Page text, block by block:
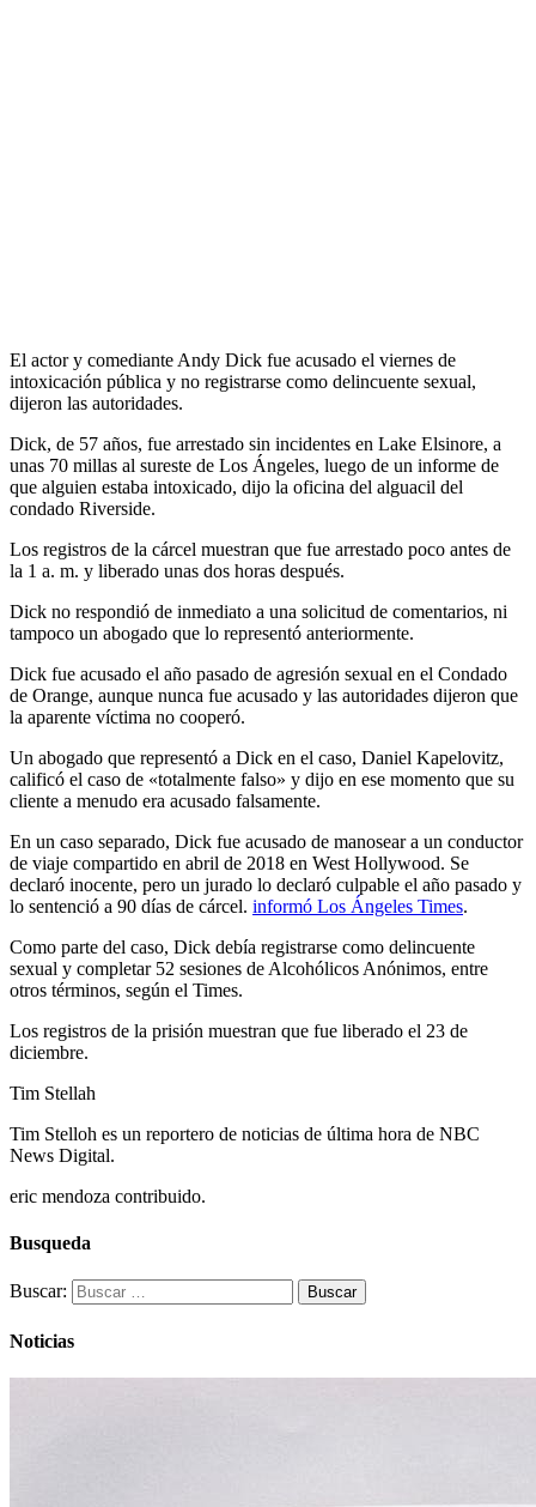
El actor y comediante Andy Dick fue acusado el viernes de
intoxicación pública y no registrarse como delincuente sexual,
dijeron las autoridades.
Dick, de 57 años, fue arrestado sin incidentes en Lake Elsinore, a
unas 70 millas al sureste de Los Ángeles, luego de un informe de
que alguien estaba intoxicado, dijo la oficina del alguacil del
condado Riverside.
Los registros de la cárcel muestran que fue arrestado poco antes de
la 1 a. m. y liberado unas dos horas después.
Dick no respondió de inmediato a una solicitud de comentarios, ni
tampoco un abogado que lo representó anteriormente.
Dick fue acusado el año pasado de agresión sexual en el Condado
de Orange, aunque nunca fue acusado y las autoridades dijeron que
la aparente víctima no cooperó.
Un abogado que representó a Dick en el caso, Daniel Kapelovitz,
calificó el caso de «totalmente falso» y dijo en ese momento que su
cliente a menudo era acusado falsamente.
En un caso separado, Dick fue acusado de manosear a un conductor
de viaje compartido en abril de 2018 en West Hollywood. Se
declaró inocente, pero un jurado lo declaró culpable el año pasado y
lo sentenció a 90 días de cárcel. informó Los Ángeles Times.
Como parte del caso, Dick debía registrarse como delincuente
sexual y completar 52 sesiones de Alcohólicos Anónimos, entre
otros términos, según el Times.
Los registros de la prisión muestran que fue liberado el 23 de
diciembre.
Tim Stellah
Tim Stelloh es un reportero de noticias de última hora de NBC
News Digital.
eric mendoza contribuido.
Busqueda
Buscar:
Noticias